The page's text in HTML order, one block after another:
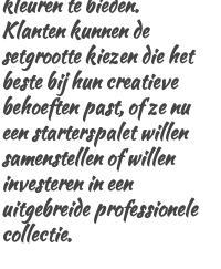
Klanten kunnen de
setgrootte kiezen die het
beste bij hun creatieve
behoeften past, of ze nu
een starterspalet willen
samenstellen of willen
investeren in een
uitgebreide professionele
collectie.